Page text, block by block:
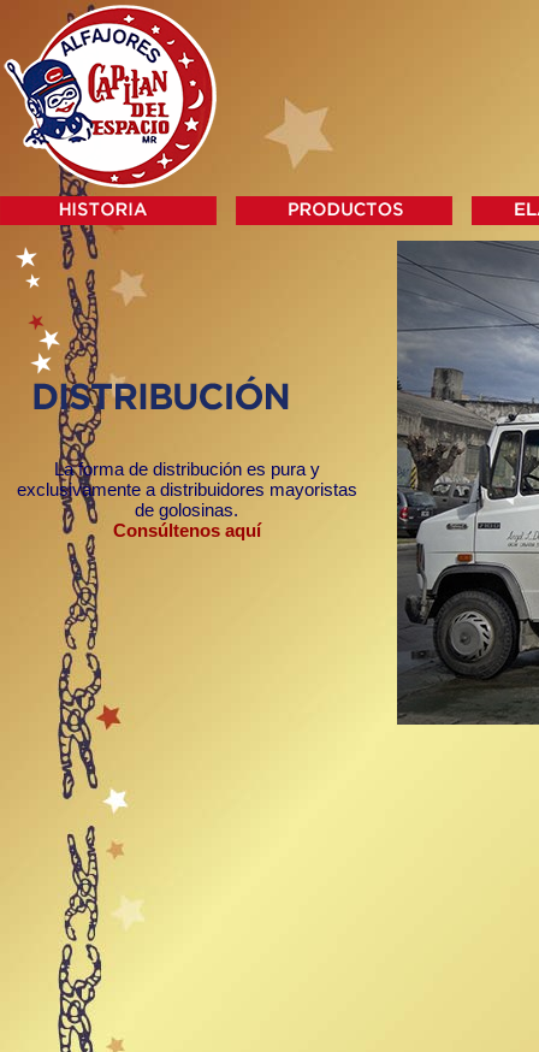
La forma de distribución es pura y
exclusivamente a distribuidores mayoristas
de golosinas.
Consúltenos aquí